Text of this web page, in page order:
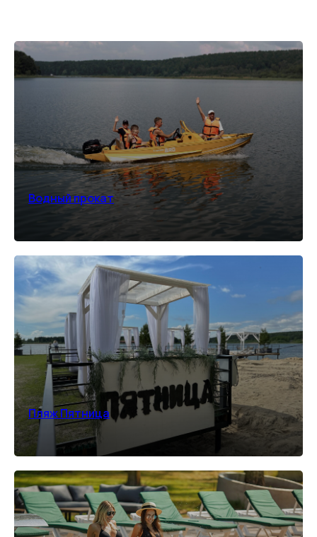
*количество номеров ограничено
ПОДРОБНЕЕ
ОЗДОРОВИТЕЛЬНЫЙ
ОТДЫХ
Комплексный отдых и восстановление для
тела и нервной системы за городом
ПОДРОБНЕЕ
Водный прокат
Пляж Пятница